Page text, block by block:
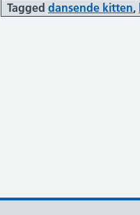
Tagged dansende kitten,